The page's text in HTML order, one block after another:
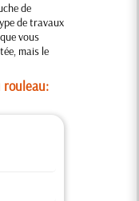
de
de travaux
vous
mais le